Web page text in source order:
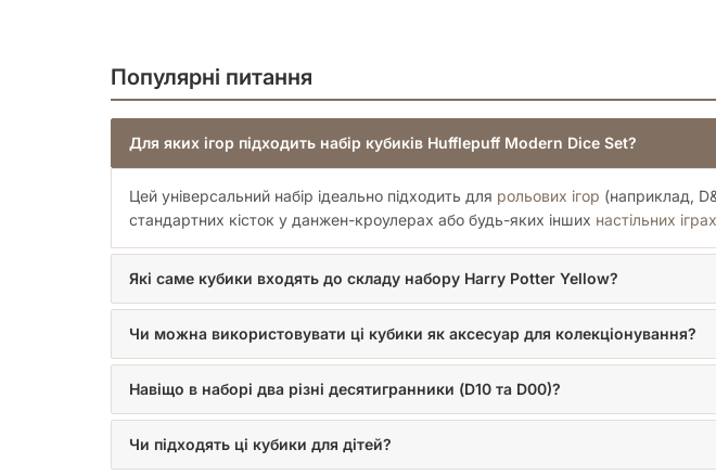
Популярні питання
Для яких ігор підходить набір кубиків Hufflepuff Modern Dice Set?
Цей універсальний набір ідеально підходить для рольових ігор (наприклад,
стандартних кісток у данжен-кроулерах або будь-яких інших настільних
Які саме кубики входять до складу набору Harry Potter Yellow?
Чи можна використовувати ці кубики як аксесуар для колекціонування?
Навіщо в наборі два різні десятигранники (D10 та D00)?
Чи підходять ці кубики для дітей?